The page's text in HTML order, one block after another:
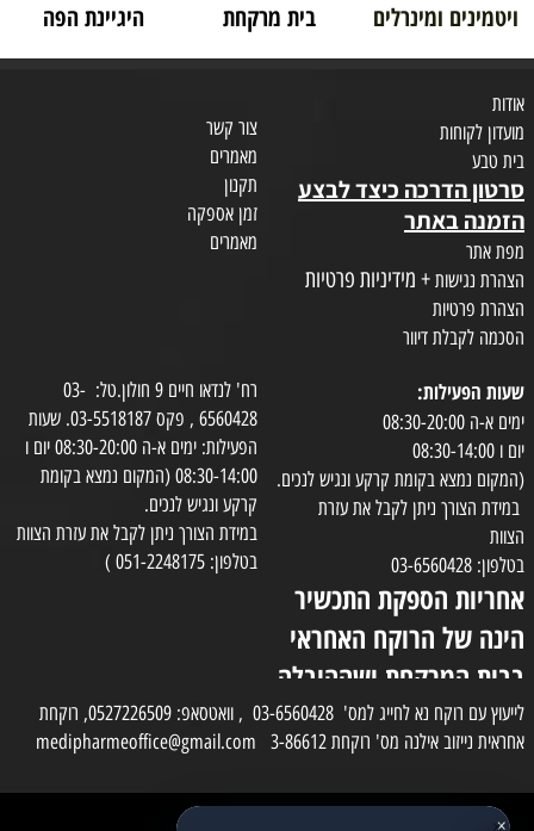
ויטמינים ומינרלים בית מרקחת היגיינת הפה
אודות
מועדון לקוחות
בית טבע
סרטון הדרכה כיצד לבצע
הזמנה באתר
מפת אתר
הצהרת נגישות + מידיניות פרטיות
הצהרת פרטיות
הסכמה לקבלת דיוור
צור קשר
מאמרים
תקנון
זמן אספקה
מאמרים
שעות הפעילות:
ימים א-ה 08:30-20:00
יום ו 08:30-14:00
(המקום נמצא בקומת קרקע ונגיש לנכים.
במידת הצורך ניתן לקבל את עזרת
הצוות
בטלפון: 03-6560428
אחריות הספקת התכשיר
הינה של הרוקח האחראי
בבית המרקחת ושההובלה
בפועל תעשה בעזרת
השליח
רח' לנדאו חיים 9 חולון.טל: 03-
6560428 , פקס 03-5518187. שעות
הפעילות: ימים א-ה 08:30-20:00 יום ו
08:30-14:00 (המקום נמצא בקומת
קרקע ונגיש לנכים.
במידת הצורך ניתן לקבל את עזרת הצוות
בטלפון: 051-2248175 )
לייעוץ עם רוקח נא לחייג למס' 03-6560428 , וואטסאפ: 0527226509, רוקחת
אחראית נייזוב אילנה מס' רוקחת 3-86612 medipharmeoffice@gmail.com
✕